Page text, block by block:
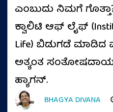
ಎಂಬುದು ನಿಮಗೆ
ಕ್ವಾಲಿಟಿ ಆಫ್ ಲೈಫ್
Life) ಬಿಡುಗಡೆ ಮಾಡಿದ
ಅತ್ಯಂತ
ಹ್ಯಾಗನ್.
BHAGYA DIVANA